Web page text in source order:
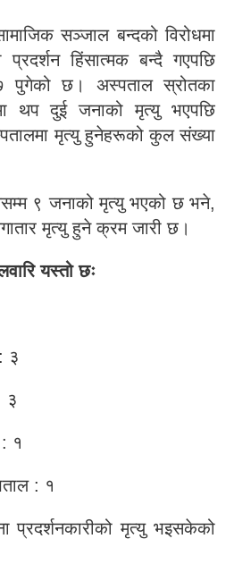
सञ्जाल बन्दको विरोधमा
हिंसात्मक बन्दै गएपछि
पुगेको छ। अस्पताल स्रोतका
थप दुई जनाको मृत्यु भएपछि
मृत्यु हुनेहरूको कुल संख्या
९ जनाको मृत्यु भएको छ भने,
मृत्यु हुने क्रम जारी छ।
यस्तो छः
३
३
१
: १
प्रदर्शनकारीको मृत्यु भइसकेको